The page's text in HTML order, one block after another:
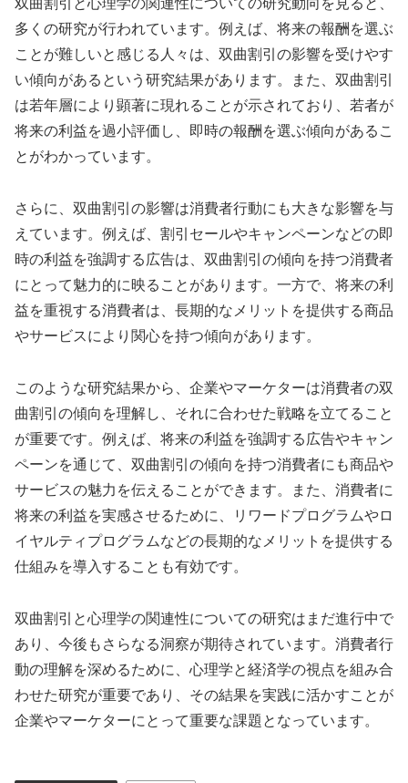
双曲割引と心理学の関連性についての研究動向を見ると、
多くの研究が行われています。例えば、将来の報酬を選ぶ
ことが難しいと感じる人々は、双曲割引の影響を受けやす
い傾向があるという研究結果があります。また、双曲割引
は若年層により顕著に現れることが示されており、若者が
将来の利益を過小評価し、即時の報酬を選ぶ傾向があるこ
とがわかっています。
さらに、双曲割引の影響は消費者行動にも大きな影響を与
えています。例えば、割引セールやキャンペーンなどの即
時の利益を強調する広告は、双曲割引の傾向を持つ消費者
にとって魅力的に映ることがあります。一方で、将来の利
益を重視する消費者は、長期的なメリットを提供する商品
やサービスにより関心を持つ傾向があります。
このような研究結果から、企業やマーケターは消費者の双
曲割引の傾向を理解し、それに合わせた戦略を立てること
が重要です。例えば、将来の利益を強調する広告やキャン
ペーンを通じて、双曲割引の傾向を持つ消費者にも商品や
サービスの魅力を伝えることができます。また、消費者に
将来の利益を実感させるために、リワードプログラムやロ
イヤルティプログラムなどの長期的なメリットを提供する
仕組みを導入することも有効です。
双曲割引と心理学の関連性についての研究はまだ進行中で
あり、今後もさらなる洞察が期待されています。消費者行
動の理解を深めるために、心理学と経済学の視点を組み合
わせた研究が重要であり、その結果を実践に活かすことが
企業やマーケターにとって重要な課題となっています。